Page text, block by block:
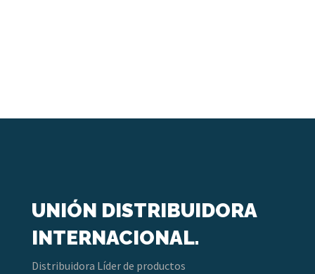
UNIÓN DISTRIBUIDORA
INTERNACIONAL.
Distribuidora Líder de productos